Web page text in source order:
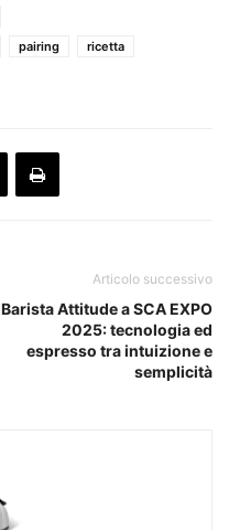
pairing
ricetta
Articolo successivo
Barista Attitude a SCA EXPO
2025: tecnologia ed
espresso tra intuizione e
semplicità